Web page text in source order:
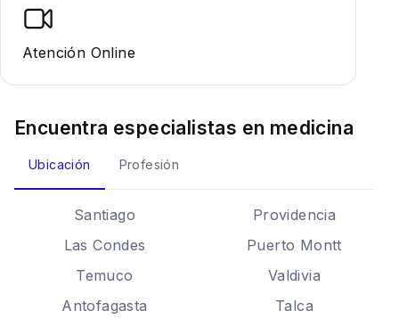
Atención Online
Encuentra especialistas en medicina
Ubicación Profesión
Santiago
Providencia
Las Condes
Puerto Montt
Temuco
Valdivia
Antofagasta
Talca